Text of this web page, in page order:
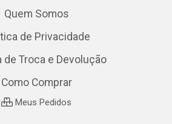
Quem Somos
de Privacidade
de Troca e Devolução
Como Comprar
Meus Pedidos